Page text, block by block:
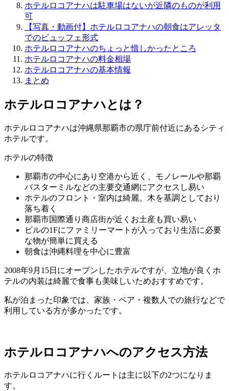
ホテルロコアナハは駐車場はないが近隣のものが利用
可
【写真・動画付】ホテルロコアナハの朝食はアレッタ
でのビュッフェ形式
ホテルロコアナハのちょっと惜しかったところ
ホテルロコアナハの料金相場
ホテルロコアナハの基本情報
まとめ
ホテルロコアナハとは？
ホテルロコアナハは沖縄県那覇市の県庁前付近にあるシティ
ホテルです。
ホテルの特徴
那覇市の中心にあり空港から近く、モノレールや那覇
バスターミルなどの主要交通網にアクセスし易い
ホテルのフロント・室内は綺麗。木を基調としており
落ち着く
那覇市国際通り商店街が近くお土産も買い易い
ビルの1Fにファミリーマートが入っており生活に必要
な物が簡単に買える
朝食は沖縄料理を中心に豊富
2008年9月15日にオープンしたホテルですが、立地が良くホ
テルの内装は綺麗で食事も美味しいためおすすめです。
私が泊まった印象では、家族・ペア・複数人での旅行などで
利用している方が多かったです。
ホテルロコアナハへのアクセス方法
ホテルロコアナハに行くルートは主に以下の2つになりま
す。